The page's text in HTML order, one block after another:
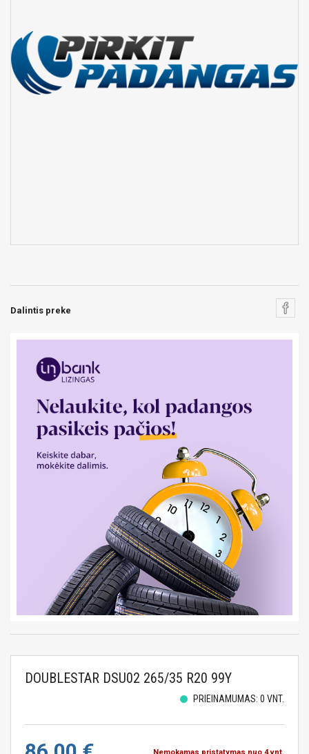
Dalintis preke
DOUBLESTAR DSU02 265/35 R20 99Y
PRIEINAMUMAS: 0 VNT.
Nemokamas pristatymas nuo 4 vnt.